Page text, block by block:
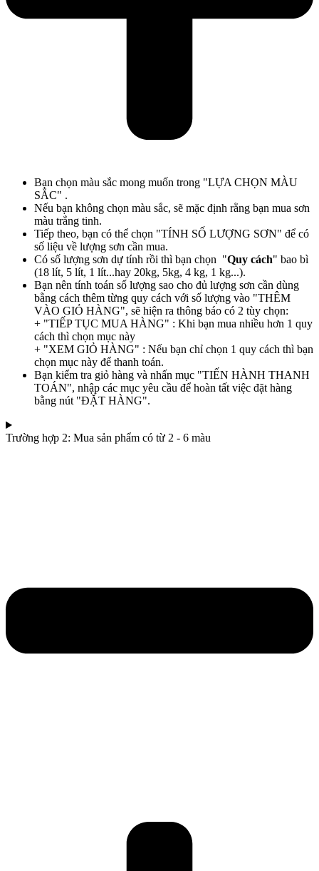
Bạn chọn màu sắc mong muốn trong "LỰA CHỌN MÀU
SẮC" .
Nếu bạn không chọn màu sắc, sẽ mặc định rằng bạn mua sơn
màu trắng tinh.
Tiếp theo, bạn có thể chọn "TÍNH SỐ LƯỢNG SƠN" để có
số liệu về lượng sơn cần mua.
Có số lượng sơn dự tính rồi thì bạn chọn "Quy cách" bao bì
(18 lít, 5 lít, 1 lít...hay 20kg, 5kg, 4 kg, 1 kg...).
Bạn nên tính toán số lượng sao cho đủ lượng sơn cần dùng
bằng cách thêm từng quy cách với số lượng vào "THÊM
VÀO GIỎ HÀNG", sẽ hiện ra thông báo có 2 tùy chọn:
+ "TIẾP TỤC MUA HÀNG" : Khi bạn mua nhiều hơn 1 quy
cách thì chọn mục này
+ "XEM GIỎ HÀNG" : Nếu bạn chỉ chọn 1 quy cách thì bạn
chọn mục này để thanh toán.
Bạn kiểm tra giỏ hàng và nhấn mục "TIẾN HÀNH THANH
TOÁN", nhập các mục yêu cầu để hoàn tất việc đặt hàng
bằng nút "ĐẶT HÀNG".
Trường hợp 2: Mua sản phẩm có từ 2 - 6 màu